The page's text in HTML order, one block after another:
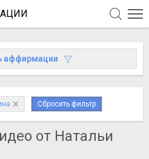
аффирмации
Сбросить фильтр
от Натальи